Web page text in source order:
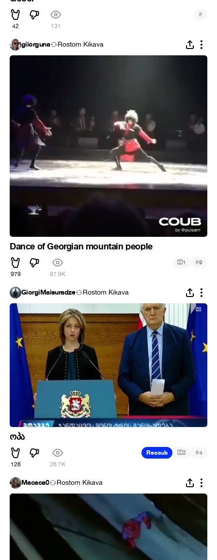
42 131
#
giiorguna Rostom Kikava
Dance of Georgian mountain people
979 87.9K
1 #9
GiorgiMaisuradze Rostom Kikava
ოპა
126 26.7K
Recoub 2 #4
Macaca0 Rostom Kikava